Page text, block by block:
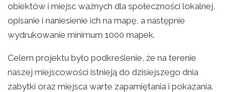
obiektów i miejsc ważnych dla społeczności lokalnej,
opisanie i naniesienie ich na mapę, a następnie
wydrukowanie minimum 1000 mapek.
Celem projektu było podkreślenie, że na terenie
naszej miejscowości istnieją do dzisiejszego dnia
zabytki oraz miejsca warte zapamiętania i pokazania.